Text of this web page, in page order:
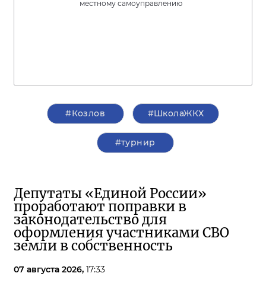
местному самоуправлению
#Козлов #ШколаЖКХ
#турнир
Депутаты «Единой России»
проработают поправки в
законодательство для
оформления участниками СВО
земли в собственность
07 августа 2026, 17:33